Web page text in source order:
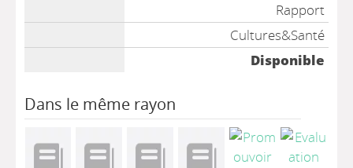
Rapport
Cultures&Santé
Disponible
Dans le même rayon